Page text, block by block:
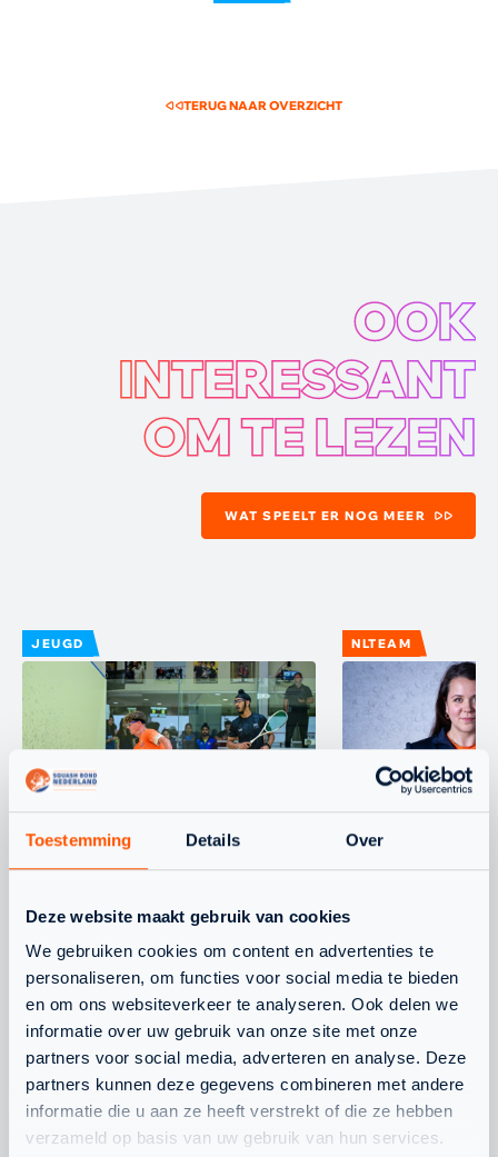
Toestemming Details Over
Deze website maakt gebruik van cookies
We gebruiken cookies om content en advertenties te
personaliseren, om functies voor social media te bieden
en om ons websiteverkeer te analyseren. Ook delen we
informatie over uw gebruik van onze site met onze
partners voor social media, adverteren en analyse. Deze
partners kunnen deze gegevens combineren met andere
informatie die u aan ze heeft verstrekt of die ze hebben
verzameld op basis van uw gebruik van hun services.
TERUG NAAR OVERZICHT
OOK
INTERESSANT
OM TE LEZEN
WAT SPEELT ER NOG MEER
JEUGD
WAARDEVOLLE WK-
NEDERLANDS TEAM
ONDER 19
NLTEAM
CHANEL